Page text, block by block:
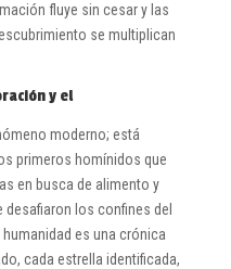
fluye sin cesar y las
se multiplican
y el
moderno; está
primeros homínidos que
en busca de alimento y
los confines del
es una crónica
cada estrella identificada,